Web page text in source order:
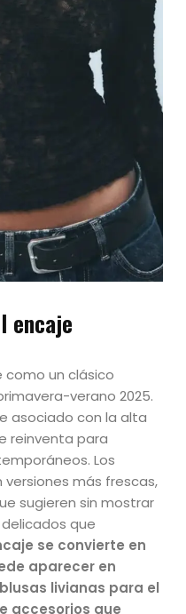
encaje
como un clásico
verano 2025.
asociado con la alta
reinventa para
Los
más frescas,
sugieren sin mostrar
que
se convierte en
aparecer en
livianas para el
accesorios que